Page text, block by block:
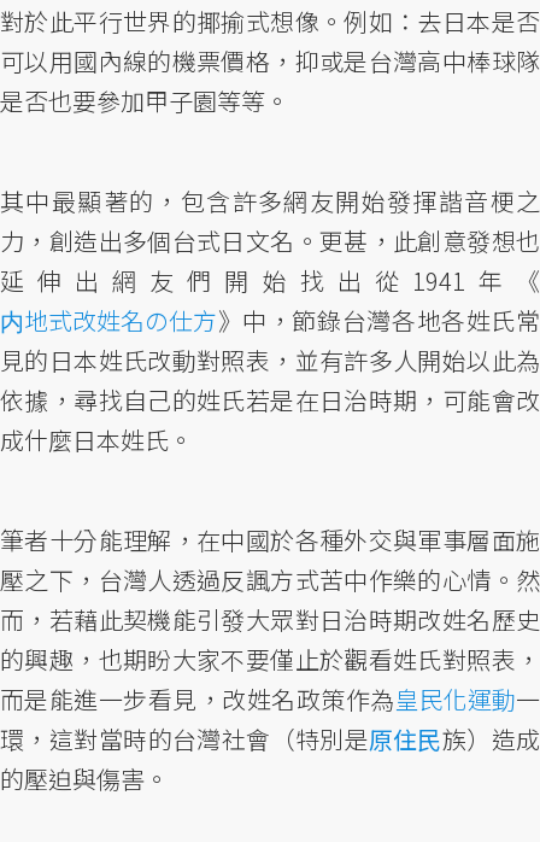
對於此平行世界的揶揄式想像。例如：去日本是否
可以用國內線的機票價格，抑或是台灣高中棒球隊
是否也要參加甲子園等等。
其中最顯著的，包含許多網友開始發揮諧音梗之
力，創造出多個台式日文名。更甚，此創意發想也
延伸出網友們開始找出從1941年《
内地式改姓名の仕方》中，節錄台灣各地各姓氏常
見的日本姓氏改動對照表，並有許多人開始以此為
依據，尋找自己的姓氏若是在日治時期，可能會改
成什麼日本姓氏。
筆者十分能理解，在中國於各種外交與軍事層面施
壓之下，台灣人透過反諷方式苦中作樂的心情。然
而，若藉此契機能引發大眾對日治時期改姓名歷史
的興趣，也期盼大家不要僅止於觀看姓氏對照表，
而是能進一步看見，改姓名政策作為皇民化運動一
環，這對當時的台灣社會（特別是原住民族）造成
的壓迫與傷害。